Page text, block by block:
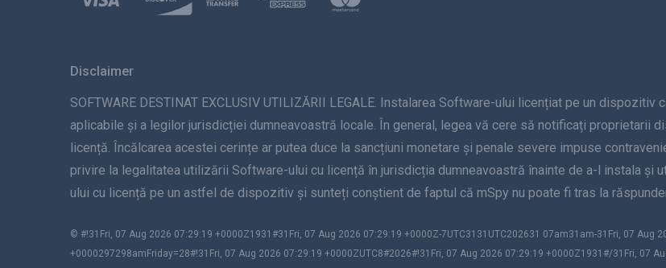
Disclaimer
SOFTWARE DESTINAT EXCLUSIV UTILIZĂRII LEGALE. Instalarea Software-ului licențiat pe un
aplicabile și a legilor jurisdicției dumneavoastră locale. În general, legea vă cere să notificați proprietarii
licență. Încălcarea acestei cerințe ar putea duce la sancțiuni monetare și penale severe impuse
privire la legalitatea utilizării Software-ului cu licență în jurisdicția dumneavoastră înainte de a-l instala și
ului cu licență pe un astfel de dispozitiv și sunteți conștient de faptul că mSpy nu poate fi tras la
© #!31Fri, 07 Aug 2026 07:29:19 +0000Z1931#31Fri, 07 Aug 2026 07:29:19 +0000Z-7UTC3131UTC202631 07am31am-31Fri, 07 Aug
+0000297298amFriday=28#!31Fri, 07 Aug 2026 07:29:19 +0000ZUTC8#2026#!31Fri, 07 Aug 2026 07:29:19 +0000Z1931#/31Fri, 07